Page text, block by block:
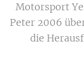
Motorsport
Peter 2006
die